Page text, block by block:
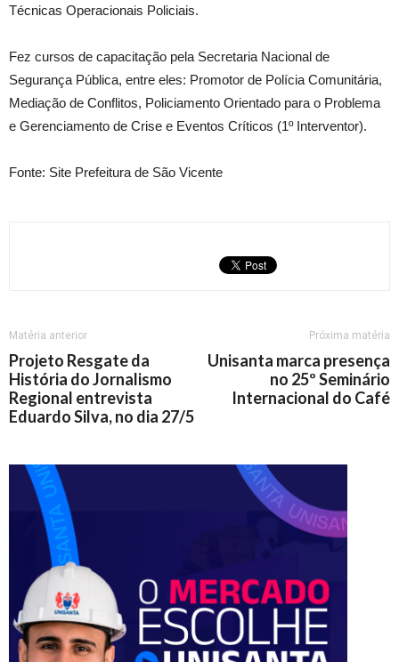
Técnicas Operacionais Policiais.
Fez cursos de capacitação pela Secretaria Nacional de
Segurança Pública, entre eles: Promotor de Polícia Comunitária,
Mediação de Conflitos, Policiamento Orientado para o Problema
e Gerenciamento de Crise e Eventos Críticos (1º Interventor).
Fonte: Site Prefeitura de São Vicente
Matéria anterior
Projeto Resgate da
História do Jornalismo
Regional entrevista
Eduardo Silva, no dia 27/5
Próxima matéria
Unisanta marca presença
no 25º Seminário
Internacional do Café